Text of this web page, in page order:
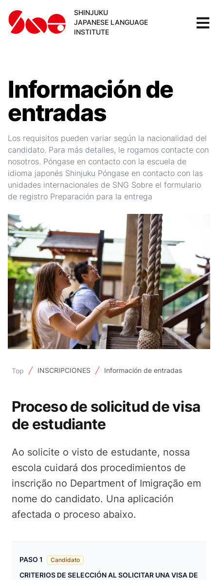
SHINJUKU
JAPANESE LANGUAGE
INSTITUTE
Información de
entradas
Los requisitos pueden variar según la nacionalidad del
candidato. Para más detalles, le rogamos contacte con
nosotros. Póngase en contacto con la escuela de
idioma japonés Shinjuku Póngase en contacto con las
unidades internacionales de SNG Sobre el formulario
de registro Preparación para la entrega
Top INSCRIPCIONES Información de entradas
Proceso de solicitud de visa
de estudiante
Ao solicite o visto de estudante, nossa
escola cuidará dos procedimientos de
inscrição no Department of Imigração em
nome do candidato. Una aplicación
afectada o proceso abaixo.
PASO 1 Candidato
CRITERIOS DE SELECCIÓN AL SOLICITAR UNA VISA DE